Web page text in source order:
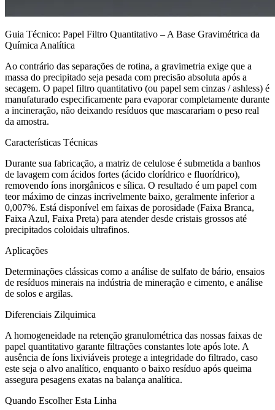
Guia Técnico: Papel Filtro Quantitativo – A Base Gravimétrica da
Química Analítica
Ao contrário das separações de rotina, a gravimetria exige que a
massa do precipitado seja pesada com precisão absoluta após a
secagem. O papel filtro quantitativo (ou papel sem cinzas / ashless) é
manufaturado especificamente para evaporar completamente durante
a incineração, não deixando resíduos que mascarariam o peso real
da amostra.
Características Técnicas
Durante sua fabricação, a matriz de celulose é submetida a banhos
de lavagem com ácidos fortes (ácido clorídrico e fluorídrico),
removendo íons inorgânicos e sílica. O resultado é um papel com
teor máximo de cinzas incrivelmente baixo, geralmente inferior a
0,007%. Está disponível em faixas de porosidade (Faixa Branca,
Faixa Azul, Faixa Preta) para atender desde cristais grossos até
precipitados coloidais ultrafinos.
Aplicações
Determinações clássicas como a análise de sulfato de bário, ensaios
de resíduos minerais na indústria de mineração e cimento, e análise
de solos e argilas.
Diferenciais Zilquimica
A homogeneidade na retenção granulométrica das nossas faixas de
papel quantitativo garante filtrações constantes lote após lote. A
ausência de íons lixiviáveis protege a integridade do filtrado, caso
este seja o alvo analítico, enquanto o baixo resíduo após queima
assegura pesagens exatas na balança analítica.
Quando Escolher Esta Linha